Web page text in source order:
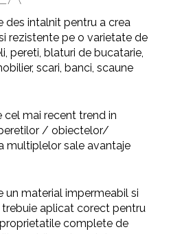
des intalnit pentru a crea
rezistente pe o varietate de
pereti, blaturi de bucatarie,
scari, banci, scaune
mai recent trend in
/ obiectelor/
multiplelor sale avantaje
un material impermeabil si
trebuie aplicat corect pentru
complete de